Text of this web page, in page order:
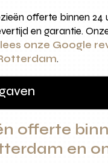
offerte binnen 24
en garantie.
lees onze Google
.
offerte
en